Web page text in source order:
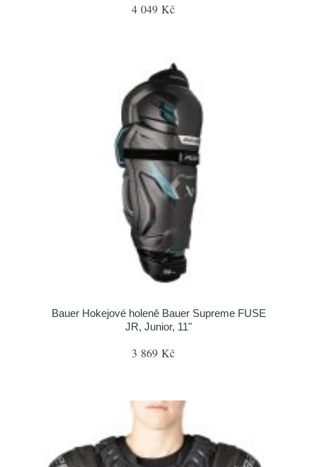
4 049 Kč
Bauer Hokejové holeně Bauer Supreme FUSE
JR, Junior, 11"
3 869 Kč